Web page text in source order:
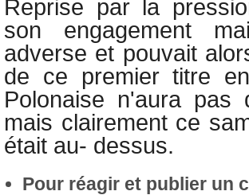
Reprise par la
son engagement
adverse et pouvait
de ce premier titre
Polonaise n'aura pas
mais clairement ce
était au- dessus.
Pour réagir et publier un